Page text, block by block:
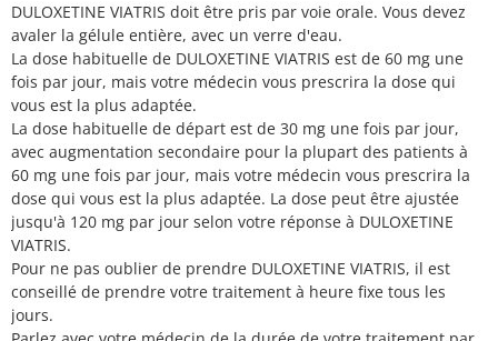
DULOXETINE VIATRIS doit être pris par voie orale. Vous devez
avaler la gélule entière, avec un verre d'eau.
La dose habituelle de DULOXETINE VIATRIS est de 60 mg une
fois par jour, mais votre médecin vous prescrira la dose qui
vous est la plus adaptée.
La dose habituelle de départ est de 30 mg une fois par jour,
avec augmentation secondaire pour la plupart des patients à
60 mg une fois par jour, mais votre médecin vous prescrira la
dose qui vous est la plus adaptée. La dose peut être ajustée
jusqu'à 120 mg par jour selon votre réponse à DULOXETINE
VIATRIS.
Pour ne pas oublier de prendre DULOXETINE VIATRIS, il est
conseillé de prendre votre traitement à heure fixe tous les
jours.